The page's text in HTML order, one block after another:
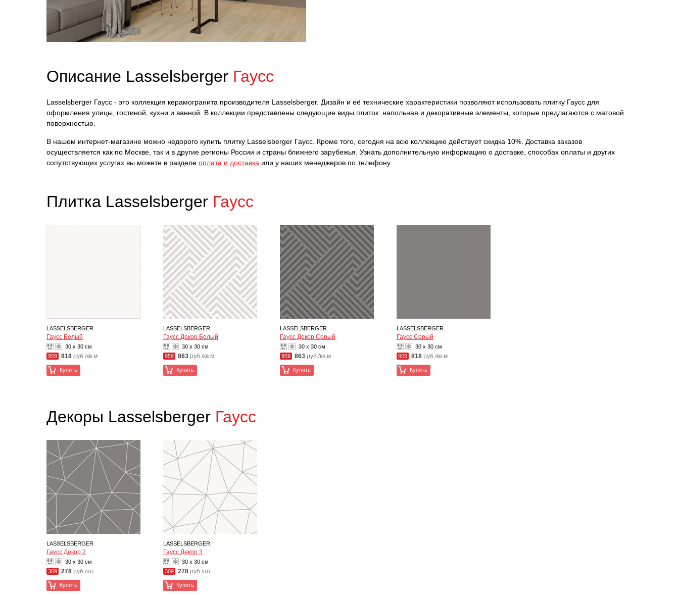
Описание Lasselsberger Гаусс
Lasselsberger Гаусс - это коллекция керамогранита производителя Lasselsberger. Дизайн и её технические характеристики позволяют использовать плитку Гаусс для
оформления улицы, гостиной, кухни и ванной. В коллекции представлены следующие виды плиток: напольная и декоративные элементы, которые предлагаются с матовой
поверхностью.
В нашем интернет-магазине можно недорого купить плитку Lasselsberger Гаусс. Кроме того, сегодня на всю коллекцию действует скидка 10%. Доставка заказов
осуществляется как по Москве, так и в другие регионы России и страны ближнего зарубежья. Узнать дополнительную информацию о доставке, способах оплаты и других
сопутствующих услугах вы можете в разделе оплата и доставка или у наших менеджеров по телефону.
Плитка Lasselsberger Гаусс
LASSELSBERGER
Гаусс Белый
30 x 30 см
909 818 руб./кв.м
Купить
LASSELSBERGER
Гаусс Декор Белый
30 x 30 см
959 863 руб./кв.м
Купить
LASSELSBERGER
Гаусс Декор Серый
30 x 30 см
959 863 руб./кв.м
Купить
LASSELSBERGER
Гаусс Серый
30 x 30 см
909 818 руб./кв.м
Купить
Декоры Lasselsberger Гаусс
LASSELSBERGER
Гаусс Декор 2
30 x 30 см
309 278 руб./шт.
Купить
LASSELSBERGER
Гаусс Декор 3
30 x 30 см
309 278 руб./шт.
Купить